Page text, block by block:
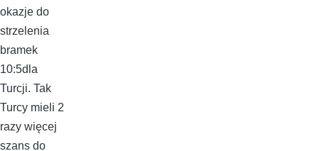
okazje do
strzelenia
bramek
10:5dla
Turcji. Tak
Turcy mieli 2
razy więcej
szans do